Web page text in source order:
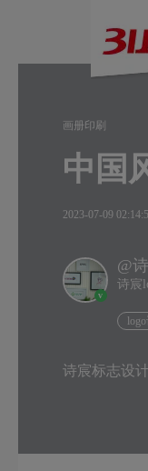
画册印刷
中国
2023-07-09
v
@
诗宸
诗宸标志设